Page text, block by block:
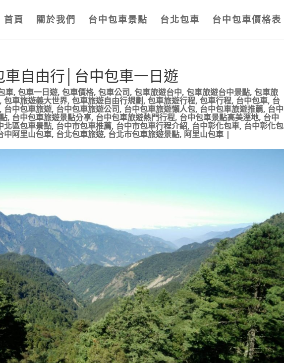
首頁 關於我們 台中包車景點 台北包車 台中包車價格表
自由行│台中包車一日遊
車,包車一日遊,包車價格,包車公司,包車旅遊台中,包車旅遊台中景點,包車旅
,包車旅遊義大世界,包車旅遊自由行規劃,包車旅遊行程,包車行程, 台中包車, 台
, 台中包車旅遊, 台中包車旅遊公司, 台中包車旅遊懶人包, 台中包車旅遊推薦, 台中
, 台中包車旅遊景點分享, 台中包車旅遊熱門行程, 台中包車景點高美溼地, 台中
北區包車景點, 台中市包車推薦, 台中市包車行程介紹, 台中彰化包車, 台中彰化包
中阿里山包車, 台北包車旅遊, 台北市包車旅遊景點, 阿里山包車 |